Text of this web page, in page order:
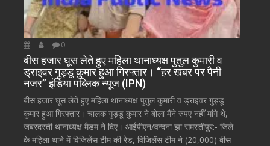
0
बीस हजार घूस लेते हुए महिला थानाध्यक्ष पुतुल कुमारी व
ड्राइवर गुड्डू कुमार हुआ गिरफ्तार। “हर खबर पर पैनी
नजर” इंडिया पब्लिक न्यूज (IPN)
बीस हजार घूस लेते हुए महिला थानाध्यक्ष पुतुल कुमारी व ड्राइवर गुड्डू
कुमार हुआ गिरफ्तार। चालक गुड्डू कुमार ने बोला मैंने रुपए नहीं मांगे थे,
जबरदस्ती थानाध्यक्ष मैडम ने दिए। आईपीएन/वन्दना झा समस्तीपुर:- जिले
के महिला थाने में विजिलेंस टीम की रेड, विजिलेंस टीम ने (20,000) बीस